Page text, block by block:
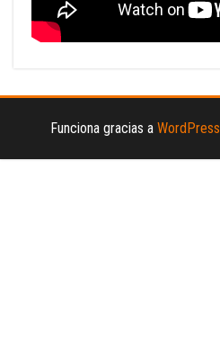
Funciona gracias a WordPress